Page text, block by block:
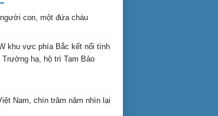
con, một đứa cháu
khu vực phía Bắc kết nối tình
hạ, hộ trì Tam Bảo
Nam, chín trăm năm nhìn lại